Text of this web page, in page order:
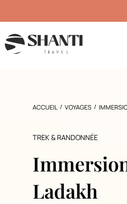
ACCUEIL / VOYAGES /
TREK & RANDONNÉE
Ladakh